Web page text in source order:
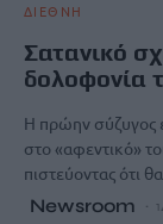
ΔΙΕΘΝΗ
Σατανικό
δολοφονία
Η πρώην σύζυγος
στο «αφεντικό»
πιστεύοντας ότι
Newsroom